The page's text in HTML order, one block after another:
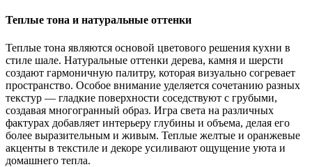
Теплые тона и натуральные оттенки
Теплые тона являются основой цветового решения кухни в
стиле шале. Натуральные оттенки дерева, камня и шерсти
создают гармоничную палитру, которая визуально согревает
пространство. Особое внимание уделяется сочетанию разных
текстур — гладкие поверхности соседствуют с грубыми,
создавая многогранный образ. Игра света на различных
фактурах добавляет интерьеру глубины и объема, делая его
более выразительным и живым. Теплые желтые и оранжевые
акценты в текстиле и декоре усиливают ощущение уюта и
домашнего тепла.